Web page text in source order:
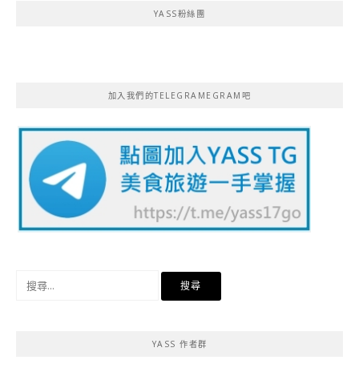
YASS粉絲團
加入我們的TELEGRAMEGRAM吧
YASS 作者群